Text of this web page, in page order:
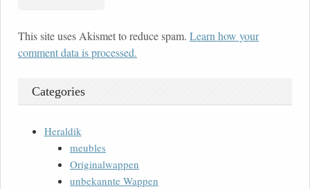
This site uses Akismet to reduce spam. Learn how your
comment data is processed.
Categories
Heraldik
meubles
Originalwappen
unbekannte Wappen